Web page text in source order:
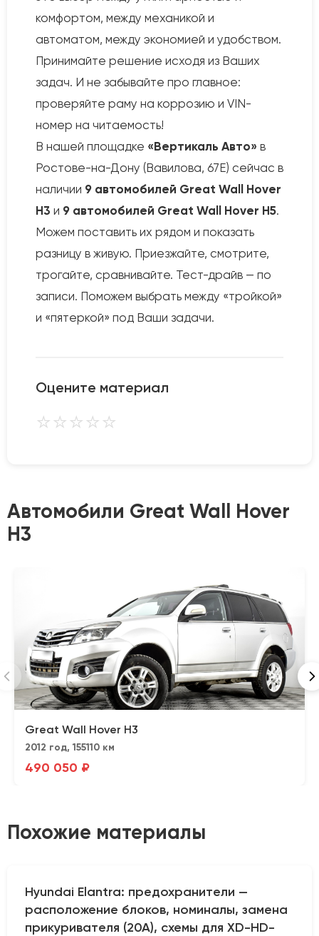
комфортом, между механикой и
автоматом, между экономией и удобством.
Принимайте решение исходя из Ваших
задач. И не забывайте про главное:
проверяйте раму на коррозию и VIN-
номер на читаемость!
В нашей площадке «Вертикаль Авто» в
Ростове-на-Дону (Вавилова, 67Е) сейчас в
наличии 9 автомобилей Great Wall Hover
H3 и 9 автомобилей Great Wall Hover H5.
Можем поставить их рядом и показать
разницу в живую. Приезжайте, смотрите,
трогайте, сравнивайте. Тест-драйв — по
записи. Поможем выбрать между «тройкой»
и «пятеркой» под Ваши задачи.
Оцените материал
⭐⭐⭐⭐⭐
Автомобили Great Wall Hover
H3
Great Wall Hover H3
2012 год, 155110 км
490 050 ₽
Похожие материалы
Hyundai Elantra: предохранители —
расположение блоков, номиналы, замена
прикуривателя (20А), схемы для XD-HD-